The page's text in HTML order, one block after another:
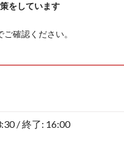
をしています
ご確認ください。
/ 終了: 16:00